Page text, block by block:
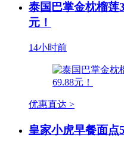
泰国巴掌金枕榴莲
元！
14小时前
优惠直达 >
皇家小虎早餐面点